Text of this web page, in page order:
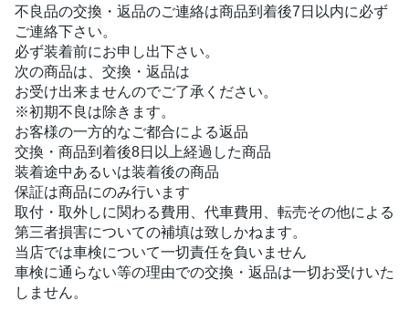
不良品の交換・返品のご連絡は商品到着後7日以内に必ず
ご連絡下さい。
必ず装着前にお申し出下さい。
次の商品は、交換・返品は
お受け出来ませんのでご了承ください。
※初期不良は除きます。
お客様の一方的なご都合による返品
交換・商品到着後8日以上経過した商品
装着途中あるいは装着後の商品
保証は商品にのみ行います
取付・取外しに関わる費用、代車費用、転売その他による
第三者損害についての補填は致しかねます。
当店では車検について一切責任を負いません
車検に通らない等の理由での交換・返品は一切お受けいた
しません。